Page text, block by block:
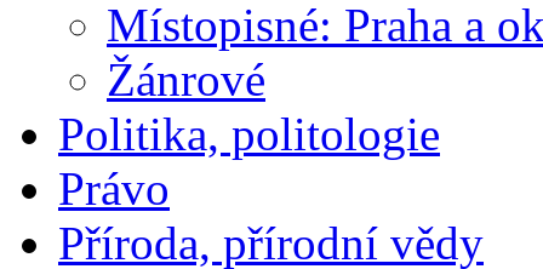
Místopisné: Praha a
Žánrové
Politika, politologie
Právo
Příroda, přírodní vědy